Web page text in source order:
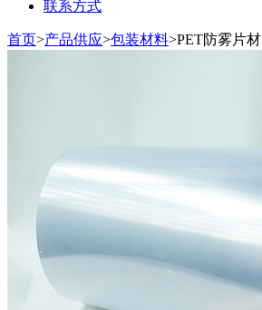
联系方式
首页>产品供应>包装材料>PET防雾片材